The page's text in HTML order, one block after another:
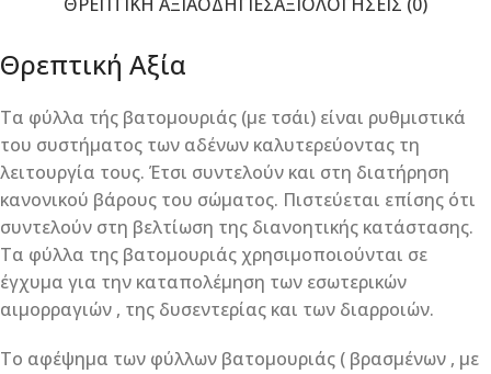
Θρεπτική Αξία
Τα φύλλα τής βατομουριάς (με τσάι) είναι ρυθμιστικά
του συστήματος των αδένων καλυτερεύοντας τη
λειτουργία τους. Έτσι συντελούν και στη διατήρηση
κανονικού βάρους του σώματος. Πιστεύεται επίσης ότι
συντελούν στη βελτίωση της διανοητικής κατάστασης.
Τα φύλλα της βατομουριάς χρησιμοποιούνται σε
έγχυμα για την καταπολέμηση των εσωτερικών
αιμορραγιών , της δυσεντερίας και των διαρροιών.
Το αφέψημα των φύλλων βατομουριάς ( βρασμένων , με